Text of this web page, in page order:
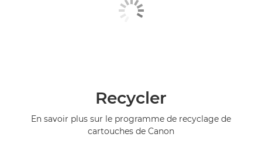
Recycler
En savoir plus sur le programme de recyclage de
cartouches de Canon